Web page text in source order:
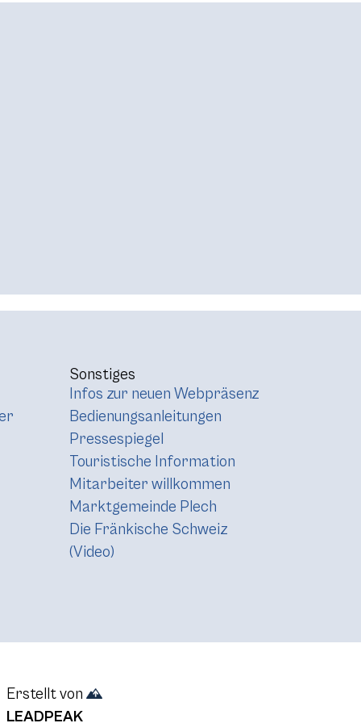
Sonstiges
Infos zur neuen Webpräsenz
Bedienungsanleitungen
Pressespiegel
Touristische Information
Mitarbeiter willkommen
Marktgemeinde Plech
Die Fränkische Schweiz
(Video)
Erstellt von
LEADPEAK